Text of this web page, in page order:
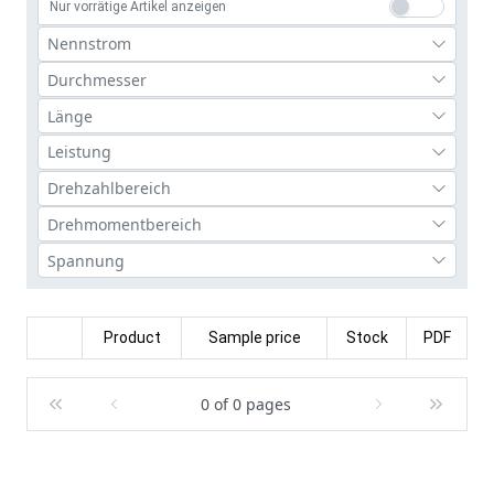
Nur vorrätige Artikel anzeigen
Product Sample price Stock PDF
0 of 0 pages